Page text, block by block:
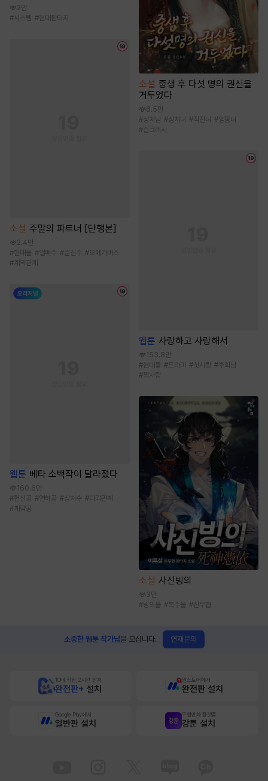
2만
#시스템 #현대판타지
소설 주말의 파트너 [단행본]
2.4만
#현대물 #얼빠수 #순진수 #오메가버스
# 계약관계
웹툰 베타 소백작이 달라졌다
160.6만
#헌신공 #연하공 #상처수 #다각관계
# 계략공
소설 중생 후 다섯 명의 권신을
거두었다
6.5만
#상처남 #상처녀 #직진녀 #엉뚱녀
#걸크러시
웹툰 사랑하고 사랑해서
153.8만
#현대물 #드라마 #첫사랑 #후회남
#짝사랑
소설 사신빙의
3만
#빙의물 #복수물 #신무협
소중한 웹툰 작가님을 모십니다. 연재문의
10배 적립, 2시간 먼저
완전판+ 설치
원스토어에서
완전판 설치
Google Play에서
일반판 설치
무협만화 플랫폼
강툰 설치